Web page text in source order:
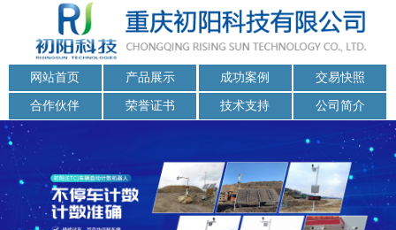
网站首页 产品展示 成功案例 交易快照
合作伙伴 荣誉证书 技术支持 公司简介